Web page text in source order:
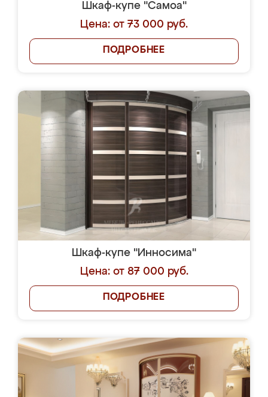
Шкаф-купе "Самоа"
Цена: от 73 000 руб.
ПОДРОБНЕЕ
Шкаф-купе "Инносима"
Цена: от 87 000 руб.
ПОДРОБНЕЕ